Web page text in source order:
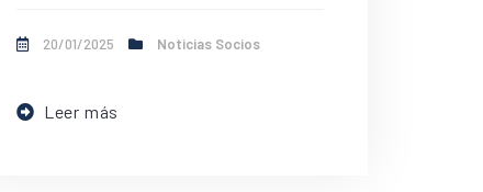
20/01/2025 Noticias Socios
Leer más